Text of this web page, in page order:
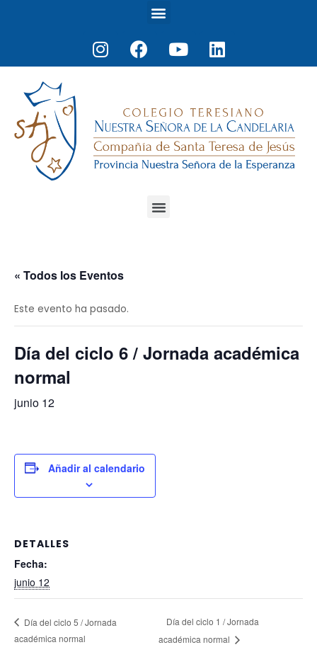
Menu
Instagram
Facebook
YoutubeLinkedin
Menu
« Todos los Eventos
Este evento ha pasado.
Día del ciclo 6 / Jornada académica
normal
junio 12
Añadir al calendario
DETALLES
Fecha:
junio 12
Día del ciclo 5 / Jornada
académica normal
Día del ciclo 1 / Jornada
académica normal